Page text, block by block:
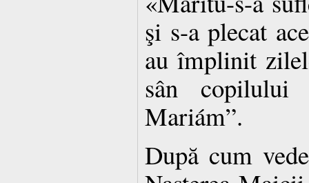
şi s-a plecat
au împlinit
sân
Mariám”.
După cum